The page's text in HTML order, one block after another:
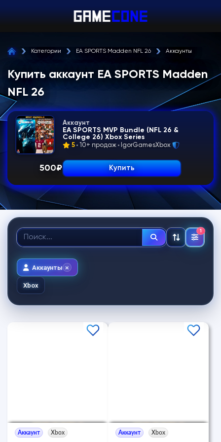
Категории EA SPORTS Madden NFL 26 Аккаунты
Купить аккаунт EA SPORTS Madden
NFL 26
Аккаунт
EA SPORTS MVP Bundle (NFL 26 &
College 26) Xbox Series
5 10+ продаж IgorGamesXbox
500₽ Купить
1
Аккаунты
Xbox
Аккаунт Xbox Аккаунт Xbox